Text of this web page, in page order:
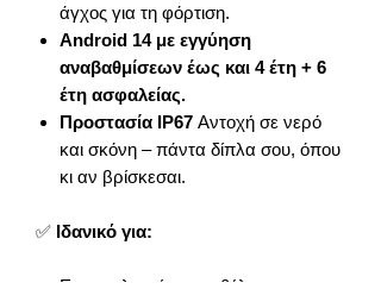
άγχος για τη φόρτιση.
Android 14 με εγγύηση
αναβαθμίσεων έως και 4 έτη + 6
έτη ασφαλείας.
Προστασία IP67 Αντοχή σε νερό
και σκόνη – πάντα δίπλα σου, όπου
κι αν βρίσκεσαι.
✅ Ιδανικό για:
Επαγγελματίες που θέλουν